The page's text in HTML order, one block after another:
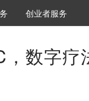
库
推介
创投氪堂
创业者服务
数字疗